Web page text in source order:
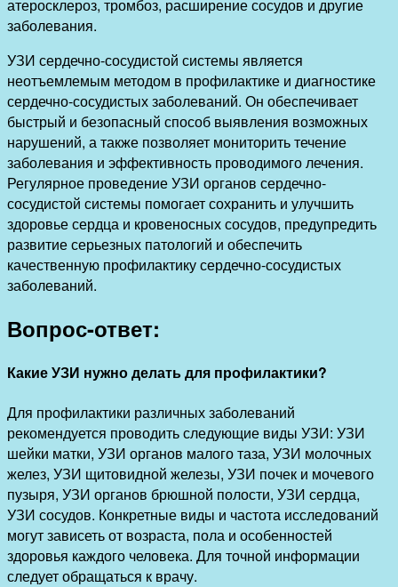
атеросклероз, тромбоз, расширение сосудов и другие
заболевания.
УЗИ сердечно-сосудистой системы является
неотъемлемым методом в профилактике и диагностике
сердечно-сосудистых заболеваний. Он обеспечивает
быстрый и безопасный способ выявления возможных
нарушений, а также позволяет мониторить течение
заболевания и эффективность проводимого лечения.
Регулярное проведение УЗИ органов сердечно-
сосудистой системы помогает сохранить и улучшить
здоровье сердца и кровеносных сосудов, предупредить
развитие серьезных патологий и обеспечить
качественную профилактику сердечно-сосудистых
заболеваний.
Вопрос-ответ:
Какие УЗИ нужно делать для профилактики?
Для профилактики различных заболеваний
рекомендуется проводить следующие виды УЗИ: УЗИ
шейки матки, УЗИ органов малого таза, УЗИ молочных
желез, УЗИ щитовидной железы, УЗИ почек и мочевого
пузыря, УЗИ органов брюшной полости, УЗИ сердца,
УЗИ сосудов. Конкретные виды и частота исследований
могут зависеть от возраста, пола и особенностей
здоровья каждого человека. Для точной информации
следует обращаться к врачу.